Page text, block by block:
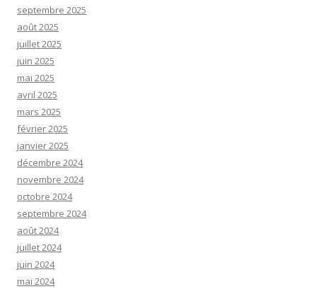
septembre 2025
août 2025
juillet 2025
juin 2025
mai 2025
avril 2025
mars 2025
février 2025
janvier 2025
décembre 2024
novembre 2024
octobre 2024
septembre 2024
août 2024
juillet 2024
juin 2024
mai 2024